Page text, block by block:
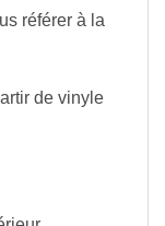
référer à la
de vinyle